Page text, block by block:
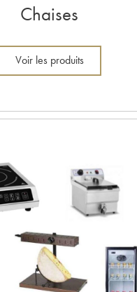
Chaises
Voir les produits